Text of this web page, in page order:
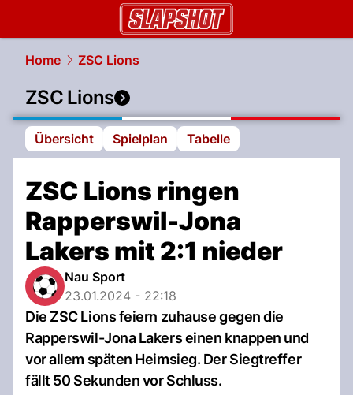
Home ZSC Lions
ZSC Lions
Übersicht Spielplan Tabelle
ZSC Lions ringen
Rapperswil-Jona
Lakers mit 2:1 nieder
Nau Sport
23.01.2024 - 22:18
Die ZSC Lions feiern zuhause gegen die
Rapperswil-Jona Lakers einen knappen und
vor allem späten Heimsieg. Der Siegtreffer
fällt 50 Sekunden vor Schluss.